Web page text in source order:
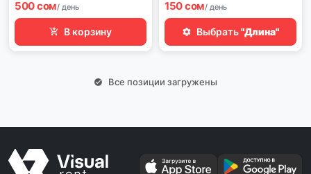
500 сом/ день
В корзину
150 сом/ день
Выбрать"Длина"
Все позиции загружены